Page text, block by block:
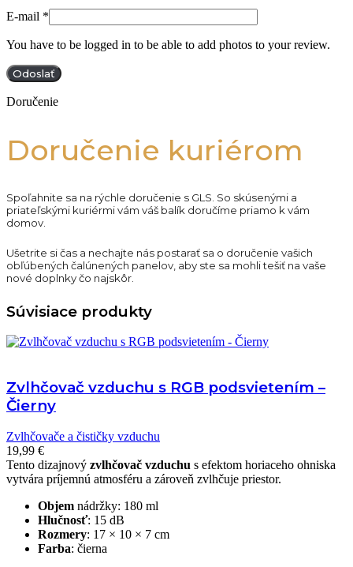
E-mail *
You have to be logged in to be able to add photos to your review.
Doručenie
Doručenie kuriérom
Spoľahnite sa na rýchle doručenie s GLS. So skúsenými a
priateľskými kuriérmi vám váš balík doručíme priamo k vám
domov.
Ušetrite si čas a nechajte nás postarať sa o doručenie vašich
obľúbených čalúnených panelov, aby ste sa mohli tešiť na vaše
nové doplnky čo najskôr.
Súvisiace produkty
Zvlhčovač vzduchu s RGB podsvietením –
Čierny
Zvlhčovače a čističky vzduchu
19,99 €
Tento dizajnový zvlhčovač vzduchu s efektom horiaceho ohniska
vytvára príjemnú atmosféru a zároveň zvlhčuje priestor.
Objem nádržky: 180 ml
Hlučnosť: 15 dB
Rozmery: 17 × 10 × 7 cm
Farba: čierna